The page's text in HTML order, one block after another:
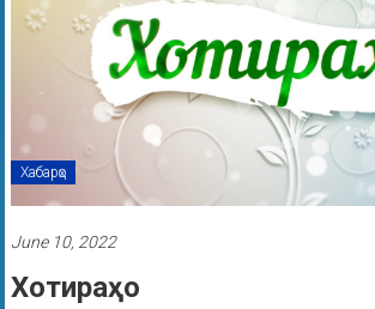
Хабарҳо
June 10, 2022
Хотираҳо